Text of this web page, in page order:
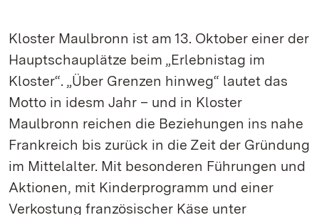
Kloster Maulbronn ist am 13. Oktober einer der
Hauptschauplätze beim „Erlebnistag im
Kloster“. „Über Grenzen hinweg“ lautet das
Motto in idesm Jahr – und in Kloster
Maulbronn reichen die Beziehungen ins nahe
Frankreich bis zurück in die Zeit der Gründung
im Mittelalter. Mit besonderen Führungen und
Aktionen, mit Kinderprogramm und einer
Verkostung französischer Käse unter